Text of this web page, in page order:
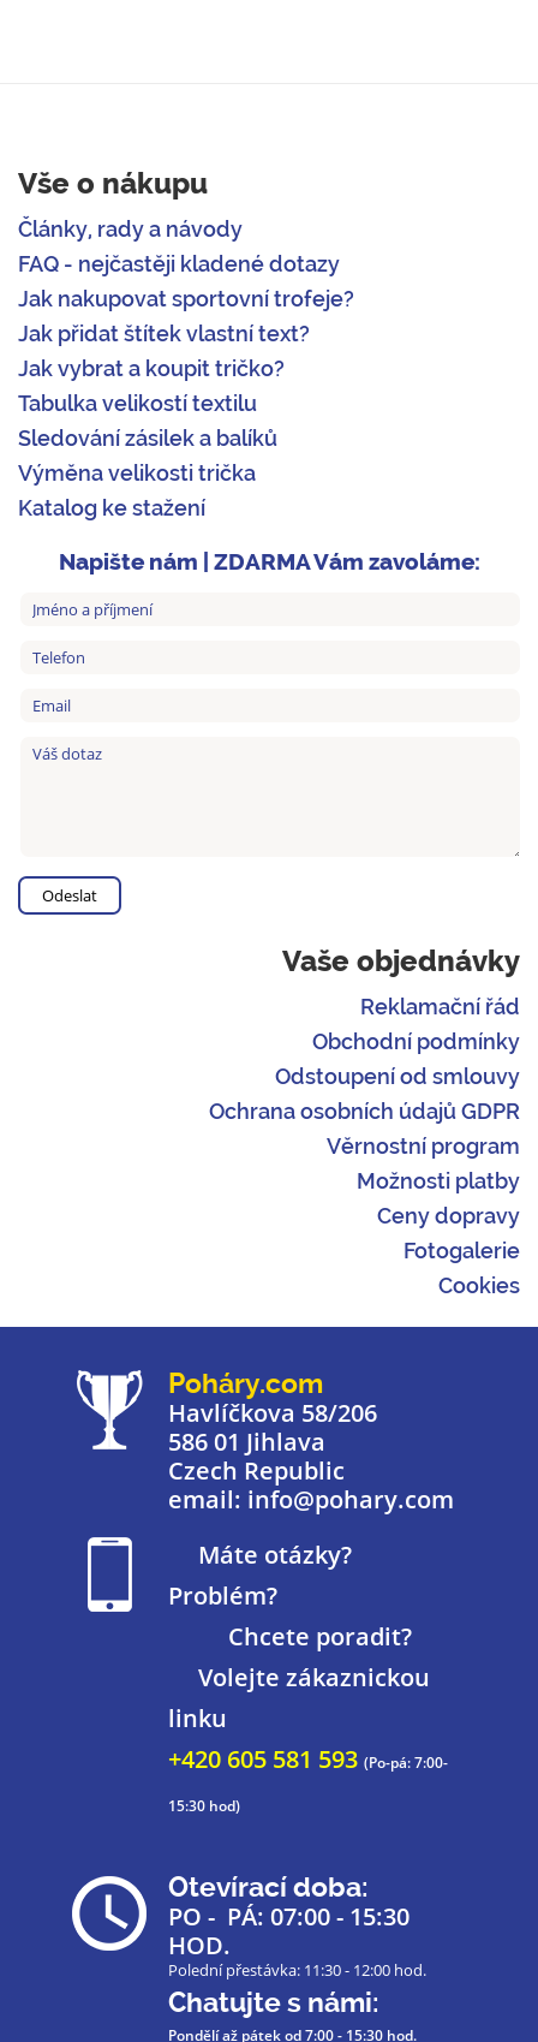
Vše o nákupu
Články, rady a návody
FAQ - nejčastěji kladené dotazy
Jak nakupovat sportovní trofeje?
Jak přidat štítek vlastní text?
Jak vybrat a koupit tričko?
Tabulka velikostí textilu
Sledování zásilek a balíků
Výměna velikosti trička
Katalog ke stažení
Napište nám | ZDARMA Vám zavoláme:
Vaše objednávky
Reklamační řád
Obchodní podmínky
Odstoupení od smlouvy
Ochrana osobních údajů GDPR
Věrnostní program
Možnosti platby
Ceny dopravy
Fotogalerie
Cookies
Poháry.com
Havlíčkova 58/206
586 01 Jihlava
Czech Republic
email: info@pohary.com
Máte otázky?
Problém?
Chcete poradit?
Volejte zákaznickou
linku
+420 605 581 593 (Po-pá: 7:00-
15:30 hod)
Otevírací doba:
PO - PÁ: 07:00 - 15:30
HOD.
Polední přestávka: 11:30 - 12:00 hod.
Chatujte s námi:
Pondělí až pátekod 7:00 - 15:30 hod.